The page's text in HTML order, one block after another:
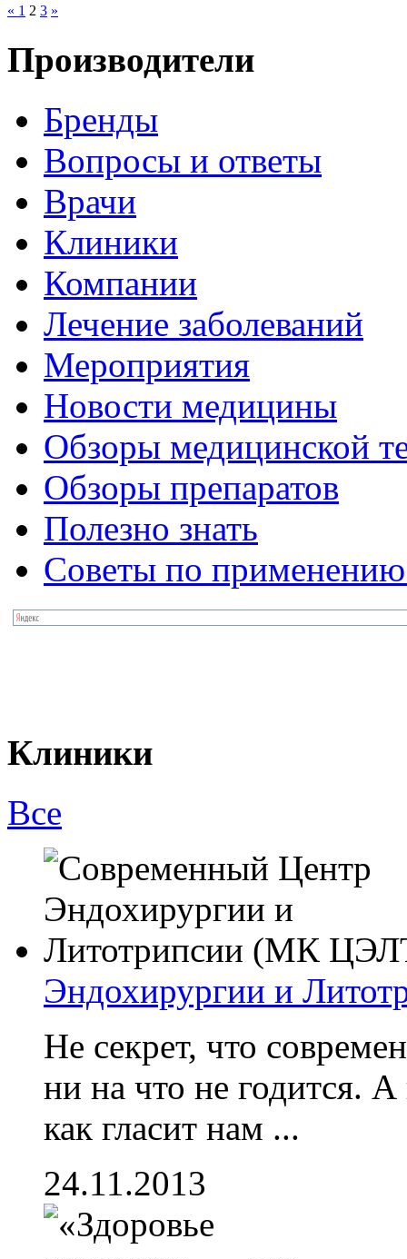
« 1 2 3 »
Производители
Бренды
Вопросы и ответы
Врачи
Клиники
Компании
Лечение заболеваний
Мероприятия
Новости медицины
Обзоры медицинской
Обзоры препаратов
Полезно знать
Советы по применению
Клиники
Все
Эндохирургии и
Не секрет, что
ни на что не годится.
как гласит нам ...
24.11.2013